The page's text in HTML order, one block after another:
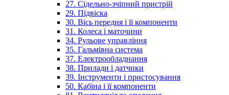
27. Сідельно-зчіпний пристрій
29. Підвіска
30. Вісь передня і її компоненти
31. Колеса і маточини
34. Рульове управління
35. Гальмівна система
37. Електрообладнання
38. Прилади і датчики
39. Інструменти і пристосування
50. Кабіна і її компоненти